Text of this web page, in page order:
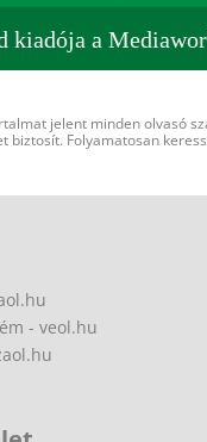
kiadója a
jelent minden olvasó
biztosít. Folyamatosan
- veol.hu